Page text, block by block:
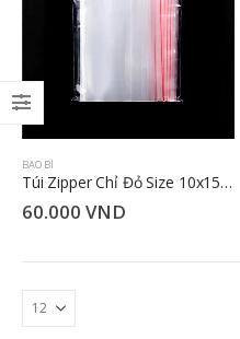
BAO BÌ
Túi Zipper Chỉ Đỏ Size 10x15cm
60.000 VND35.000